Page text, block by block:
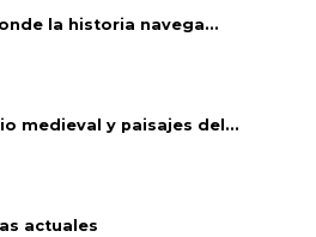
la historia navega...
medieval y paisajes del...
actuales